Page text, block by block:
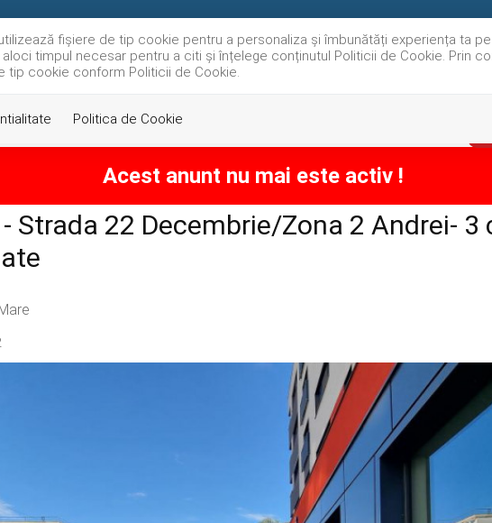
fişiere de tip cookie pentru a personaliza și îmbunătăți experiența ta
timpul necesar pentru a citi și înțelege conținutul Politicii de Cookie. Prin
tip cookie conform Politicii de Cookie.
Politica de Cookie
Bacau Stefan cel Mare
Acest anunt nu mai este activ !
- Strada 22 Decembrie/Zona 2 Andrei- 3